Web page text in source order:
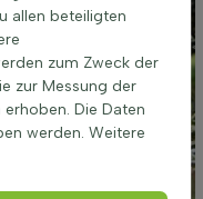
allen beteiligten
zum Zweck der
zur Messung der
Die Daten
werden. Weitere